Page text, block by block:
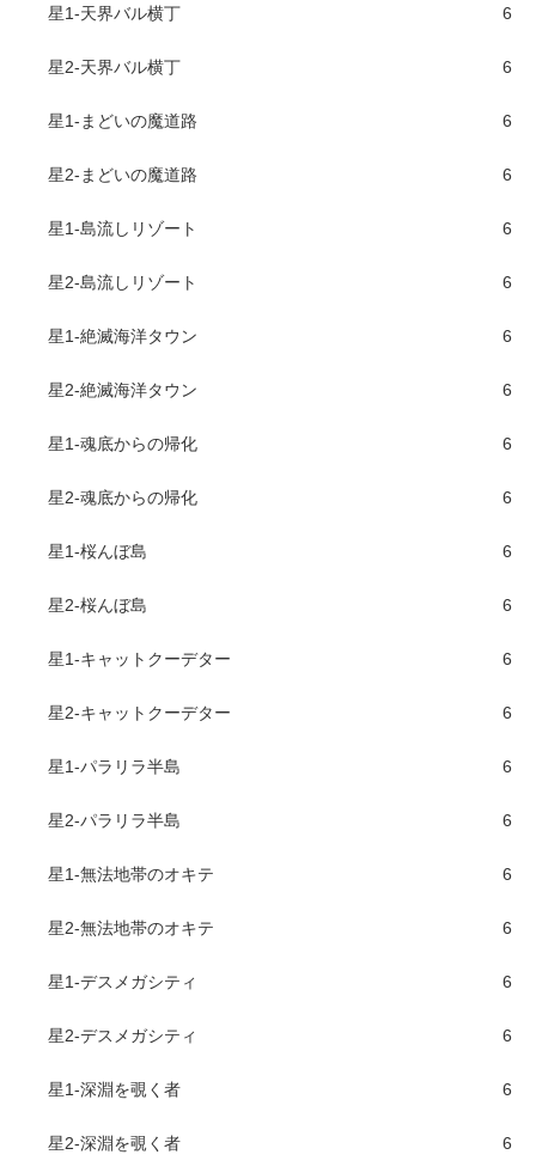
星1-天界バル横丁 6
星2-天界バル横丁 6
星1-まどいの魔道路 6
星2-まどいの魔道路 6
星1-島流しリゾート 6
星2-島流しリゾート 6
星1-絶滅海洋タウン 6
星2-絶滅海洋タウン 6
星1-魂底からの帰化 6
星2-魂底からの帰化 6
星1-桜んぼ島 6
星2-桜んぼ島 6
星1-キャットクーデター 6
星2-キャットクーデター 6
星1-パラリラ半島 6
星2-パラリラ半島 6
星1-無法地帯のオキテ 6
星2-無法地帯のオキテ 6
星1-デスメガシティ 6
星2-デスメガシティ 6
星1-深淵を覗く者 6
星2-深淵を覗く者 6